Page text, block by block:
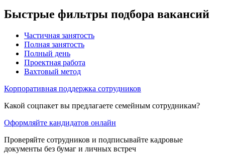
Быстрые фильтры подбора вакансий
Частичная занятость
Полная занятость
Полный день
Проектная работа
Вахтовый метод
Корпоративная поддержка сотрудников
Какой соцпакет вы предлагаете семейным сотрудникам?
Оформляйте кандидатов онлайн
Проверяйте сотрудников и подписывайте кадровые
документы без бумаг и личных встреч